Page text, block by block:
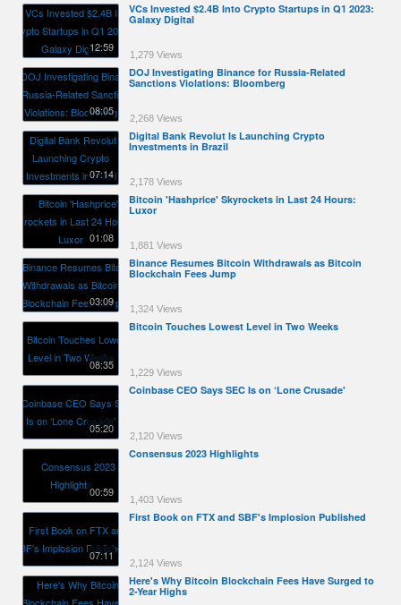
12:59
VCs Invested $2.4B Into Crypto Startups in Q1 2023:
Galaxy Digital
1,279 Views
08:05
DOJ Investigating Binance for Russia-Related
Sanctions Violations: Bloomberg
2,268 Views
07:14
Digital Bank Revolut Is Launching Crypto
Investments in Brazil
2,178 Views
01:08
Bitcoin 'Hashprice' Skyrockets in Last 24 Hours:
Luxor
1,881 Views
03:09
Binance Resumes Bitcoin Withdrawals as Bitcoin
Blockchain Fees Jump
1,324 Views
08:35
Bitcoin Touches Lowest Level in Two Weeks
1,229 Views
05:20
Coinbase CEO Says SEC Is on ‘Lone Crusade'
2,120 Views
00:59
Consensus 2023 Highlights
1,403 Views
07:11
First Book on FTX and SBF's Implosion Published
2,124 Views
Here's Why Bitcoin Blockchain Fees Have Surged to
2-Year Highs